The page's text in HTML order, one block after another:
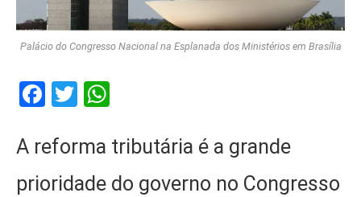
Palácio do Congresso Nacional na Esplanada dos Ministérios em Brasília
Facebook
Twitter
A reforma tributária é a grande
prioridade do governo no Congresso